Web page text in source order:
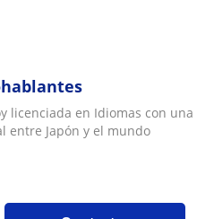
licenciada en Idiomas con una
entre Japón y el mundo